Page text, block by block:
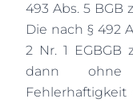
493 Abs. 5 BGB
Die nach § 492
2 Nr. 1
dann